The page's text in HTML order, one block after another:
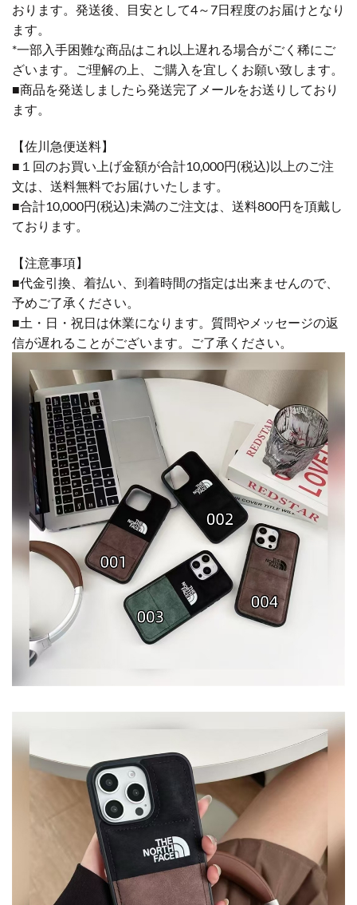
おります。発送後、目安として4～7日程度のお届けとなり
ます。
*一部入手困難な商品はこれ以上遅れる場合がごく稀にご
ざいます。ご理解の上、ご購入を宜しくお願い致します。
■商品を発送しましたら発送完了メールをお送りしており
ます。
【佐川急便送料】
■１回のお買い上げ金額が合計10,000円(税込)以上のご注
文は、送料無料でお届けいたします。
■合計10,000円(税込)未満のご注文は、送料800円を頂戴し
ております。
【注意事項】
■代金引換、着払い、到着時間の指定は出来ませんので、
予めご了承ください。
■土・日・祝日は休業になります。質問やメッセージの返
信が遅れることがございます。ご了承ください。